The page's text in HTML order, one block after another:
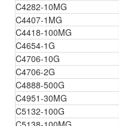
C4282-10MG
C4407-1MG
C4418-100MG
C4654-1G
C4706-10G
C4706-2G
C4888-500G
C4951-30MG
C5132-100G